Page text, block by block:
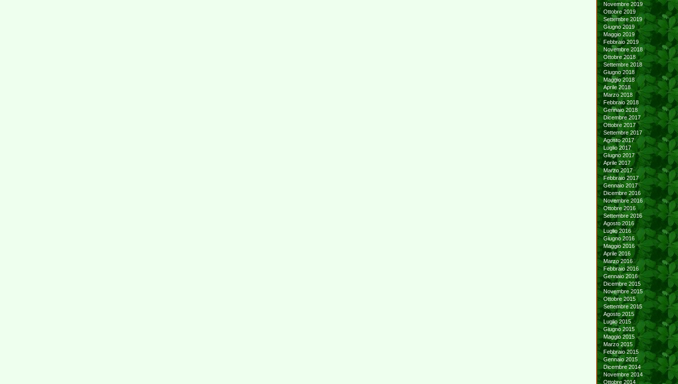
Novembre 2019
Ottobre 2019
Settembre 2019
Giugno 2019
Maggio 2019
Febbraio 2019
Novembre 2018
Ottobre 2018
Settembre 2018
Giugno 2018
Maggio 2018
Aprile 2018
Marzo 2018
Febbraio 2018
Gennaio 2018
Dicembre 2017
Ottobre 2017
Settembre 2017
Agosto 2017
Luglio 2017
Giugno 2017
Aprile 2017
Marzo 2017
Febbraio 2017
Gennaio 2017
Dicembre 2016
Novembre 2016
Ottobre 2016
Settembre 2016
Agosto 2016
Luglio 2016
Giugno 2016
Maggio 2016
Aprile 2016
Marzo 2016
Febbraio 2016
Gennaio 2016
Dicembre 2015
Novembre 2015
Ottobre 2015
Settembre 2015
Agosto 2015
Luglio 2015
Giugno 2015
Maggio 2015
Marzo 2015
Febbraio 2015
Gennaio 2015
Dicembre 2014
Novembre 2014
Ottobre 2014